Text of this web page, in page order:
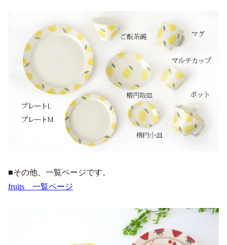
■その他、一覧ページです。
fruits 一覧ページ